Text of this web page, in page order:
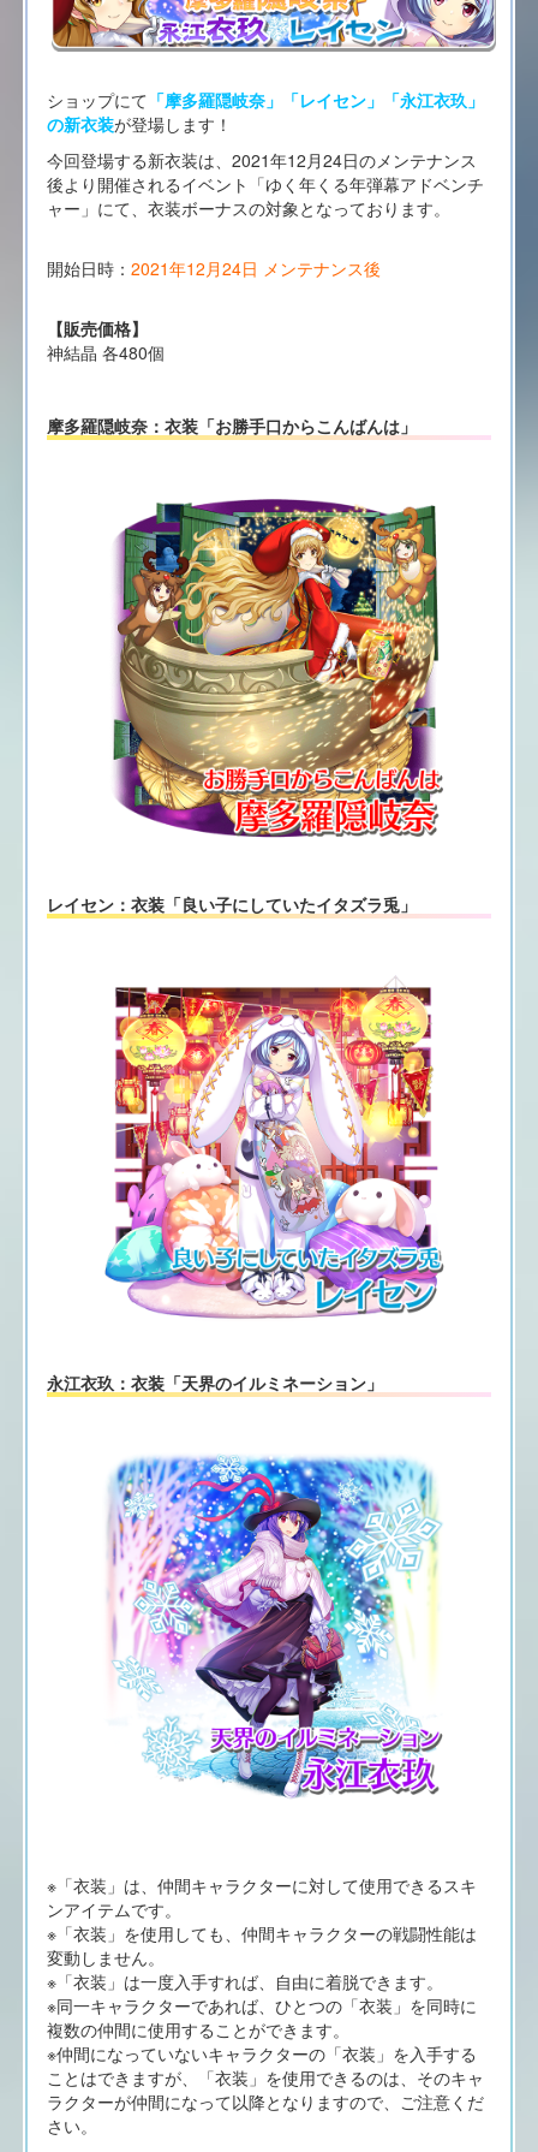
ショップにて 「摩多羅隠岐奈」「レイセン」「永江衣玖」
の新衣装が登場します！
今回登場する新衣装は、2021年12月24日のメンテナンス
後より開催されるイベント「ゆく年くる年弾幕アドベンチ
ャー」にて、衣装ボーナスの対象となっております。
開始日時： 2021年12月24日 メンテナンス後
【販売価格】
神結晶 各480個
摩多羅隠岐奈：衣装「お勝手口からこんばんは」
レイセン：衣装「良い子にしていたイタズラ兎」
永江衣玖：衣装「天界のイルミネーション」
※「衣装」は、仲間キャラクターに対して使用できるスキ
ンアイテムです。
※「衣装」を使用しても、仲間キャラクターの戦闘性能は
変動しません。
※「衣装」は一度入手すれば、自由に着脱できます。
※同一キャラクターであれば、ひとつの「衣装」を同時に
複数の仲間に使用することができます。
※仲間になっていないキャラクターの「衣装」を入手する
ことはできますが、「衣装」を使用できるのは、そのキャ
ラクターが仲間になって以降となりますので、ご注意くだ
さい。